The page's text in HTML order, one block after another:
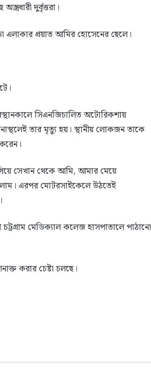
দুর্বৃত্তরা।
এলাকার প্রয়াত আমির হোসেনের ছেলে।
সিএনজিচালিত অটোরিকশায়
তার মৃত্যু হয়। স্থানীয় লোকজন তাকে
সেখান থেকে আমি, আমার মেয়ে
এরপর মোটরসাইকেলে উঠতেই
মেডিক্যাল কলেজ হাসপাতালে পাঠানো
করার চেষ্টা চলছে।